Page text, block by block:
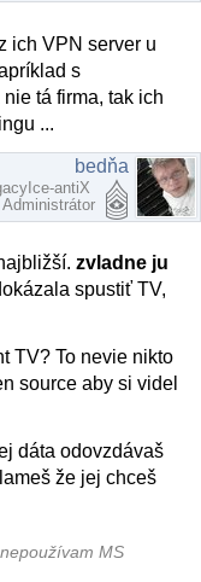
ich VPN server u
s
tá firma, tak ich
...
bedňa
antiX
Administrátor
zvladne ju
spustiť TV,
TV? To nevie nikto
source aby si videl
dáta odovzdávaš
že jej chceš
MS